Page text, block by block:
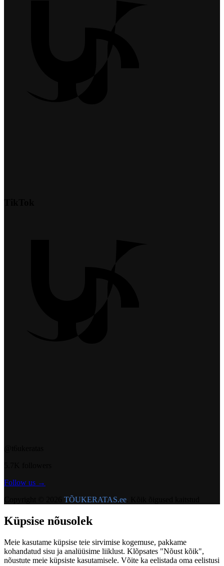
Follow us →
TÕUKERATAS.ee
Küpsise nõusolek
Meie kasutame küpsise teie sirvimise kogemuse, pakkame
kohandatud sisu ja analüüsime liiklust. Klõpsates "Nõust kõik",
nõustute meie küpsiste kasutamisele. Võite ka eelistada oma eelistusi